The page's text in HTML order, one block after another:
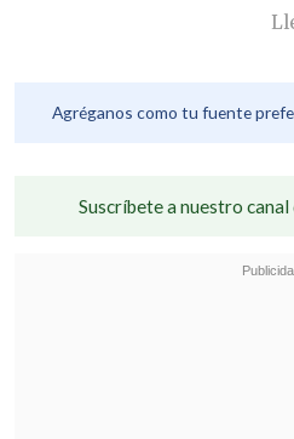
Agréganos como tu fuente
Suscríbete a nuestro canal